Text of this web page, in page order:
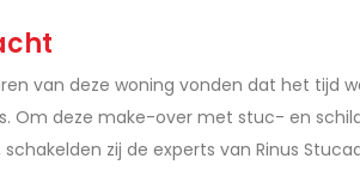
van deze woning vonden dat het tijd
Om deze make-over met stuc- en
schakelden zij de experts van Rinus